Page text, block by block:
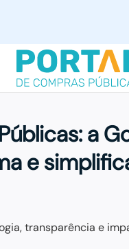
a
e
transparência e